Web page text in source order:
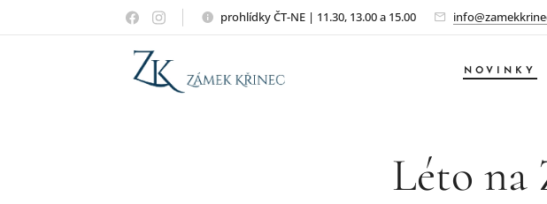
prohlídky ČT-NE | 11.30, 13.00 a 15.00
NOVINKY
Léto na